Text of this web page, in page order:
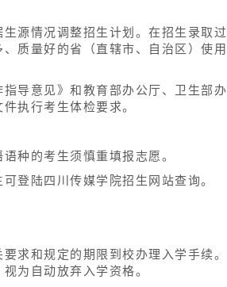
源情况调整招生计划。在招生录取过
质量好的省（直辖市、自治区）使用
导意见》和教育部办公厅、卫生部办
执行考生体检要求。
种的考生须慎重填报志愿。
登陆四川传媒学院招生网站查询。
求和规定的期限到校办理入学手续。
为自动放弃入学资格。